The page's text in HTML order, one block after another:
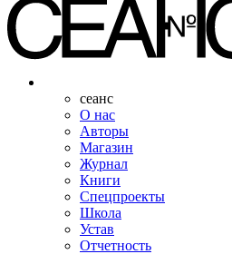
сеанс
О нас
Авторы
Магазин
Журнал
Книги
Спецпроекты
Школа
Устав
Отчетность